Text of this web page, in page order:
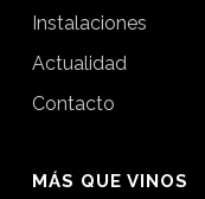
Instalaciones
Actualidad
Contacto
MÁS QUE VINOS